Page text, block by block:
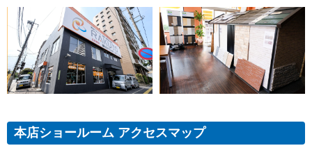
本店ショールーム アクセスマップ